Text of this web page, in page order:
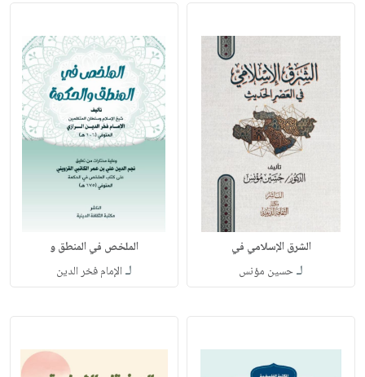
الشرق الإسلامي في
لـحسين مؤنس
الملخص في المنطق و
لـ الإمام فخر الدين